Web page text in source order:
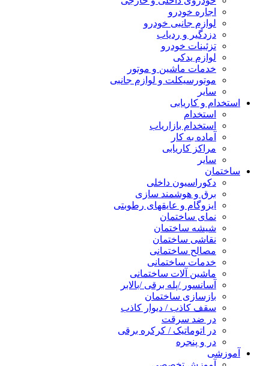
اجاره خودرو
لوازم جانبی خودرو
دزدگیر و ردیاب
تزئینات خودرو
لوازم یدکی
خدمات ماشین و موتور
موتورسیکلت و لوازم جانبی
سایر
استخدام و کاریابی
استخدام
استخدام بازاریاب
آماده به کار
مراکز کاریابی
سایر
ساختمان
دکوراسیون داخلی
برق و هوشمند سازی
ایزوگام و عایقهای رطوبتی
نمای ساختمان
شیشه ساختمان
نقاشی ساختمان
مصالح ساختمانی
خدمات ساختمانی
ماشین آلات ساختمانی
آسانسور /پله برقی /بالابر
بازسازی ساختمان
سقف کاذب / دیوار کاذب
در ضد سرقت
در اتوماتیک / کرکره برقی
در و پنجره
آموزشی